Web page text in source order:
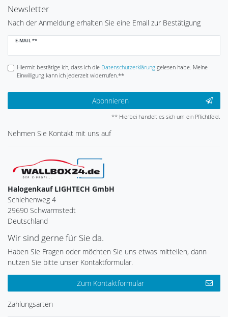
Newsletter
Nach der Anmeldung erhalten Sie eine Email zur Bestätigung
E-MAIL **
Newsletter
Hiermit bestätige ich, dass ich die Daten­schutz­erklärunggelesen habe. Meine
Einwilligung kann ich jederzeit widerrufen.**
Abonnieren
** Hierbei handelt es sich um ein Pflichtfeld.
Nehmen Sie Kontakt mit uns auf
Halogenkauf LIGHTECH GmbH
Schlehenweg 4
29690 Schwarmstedt
Deutschland
Wir sind gerne für Sie da.
Haben Sie Fragen oder möchten Sie uns etwas mitteilen, dann
nutzen Sie bitte unser Kontaktformular.
Zum Kontaktformular
Zahlungsarten